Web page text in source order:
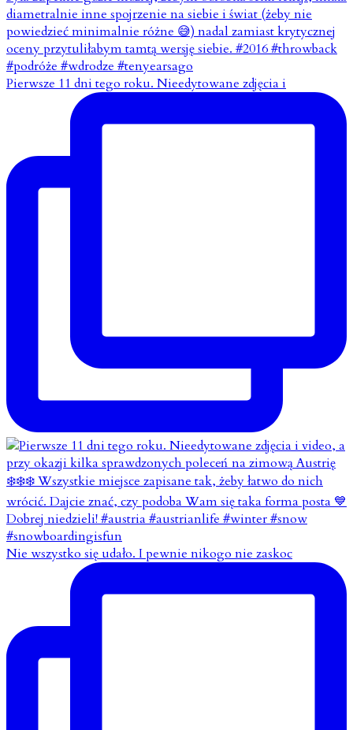
Pierwsze 11 dni tego roku. Nieedytowane zdjęcia i
Nie wszystko się udało. I pewnie nikogo nie zaskoc